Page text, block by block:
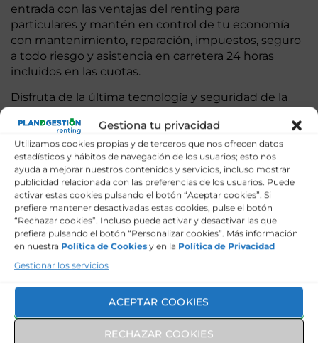
Gestiona tu privacidad
Utilizamos cookies propias y de terceros que nos ofrecen datos
estadísticos y hábitos de navegación de los usuarios; esto nos
ayuda a mejorar nuestros contenidos y servicios, incluso mostrar
publicidad relacionada con las preferencias de los usuarios. Puede
activar estas cookies pulsando el botón “Aceptar cookies”. Si
prefiere mantener desactivadas estas cookies, pulse el botón
“Rechazar cookies”. Incluso puede activar y desactivar las que
prefiera pulsando el botón “Personalizar cookies”. Más información
en nuestra Política de Cookies y en la Política de Privacidad
Gestionar los servicios
ACEPTAR COOKIES
RECHAZAR COOKIES
entrada con las ventajas del renting para
particulares y mantén en control de tu economía
con mantenimiento, reparación, impuestos, seguro
a todo riesgo y asistencia en carretera 24 horas
incluidos en las cuotas.
Disfruta de la última tecnología y seguridad de la
Con los sistemas de conducción, la conectividad y la
eficiencia más exigentes.
Renting Smart para
empresas y autónomos
Elige un Smart en renting para dar solución a las
necesidades de movilidad de tu empresa y disfruta
de un coche nuevo sin entrada con el ahorro
financiero que proporciona el renting.